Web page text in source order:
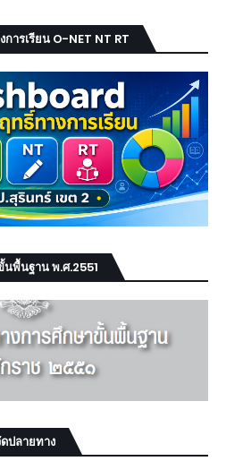
ารเรียน O-NET NT RT
พื้นฐาน พ.ศ.2551
ปลายทาง